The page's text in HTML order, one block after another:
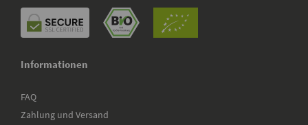
Informationen
FAQ
Zahlung und Versand